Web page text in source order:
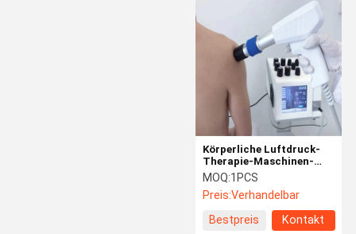
Körperliche Luftdruck-
Therapie-Maschinen-
Hauptgebrauch für
Körper-
Schmerzlinderung 1-
MOQ:1PCS
Preis:Verhandelbar
Bestpreis
Kontakt